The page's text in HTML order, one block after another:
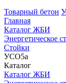
Товарный бетон
Главная
Каталог ЖБИ
Энергетическое
Стойки
УСО5а
Каталог
Каталог ЖБИ